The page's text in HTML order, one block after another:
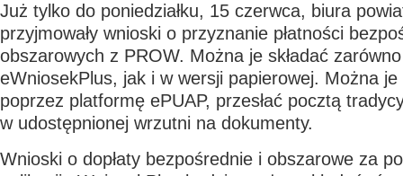
Już tylko do poniedziałku, 15 czerwca, biura
przyjmowały wnioski o przyznanie płatności
obszarowych z PROW. Można je składać
eWniosekPlus, jak i w wersji papierowej. Można je
poprzez platformę ePUAP, przesłać pocztą
w udostępnionej wrzutni na dokumenty.
Wnioski o dopłaty bezpośrednie i obszarowe za